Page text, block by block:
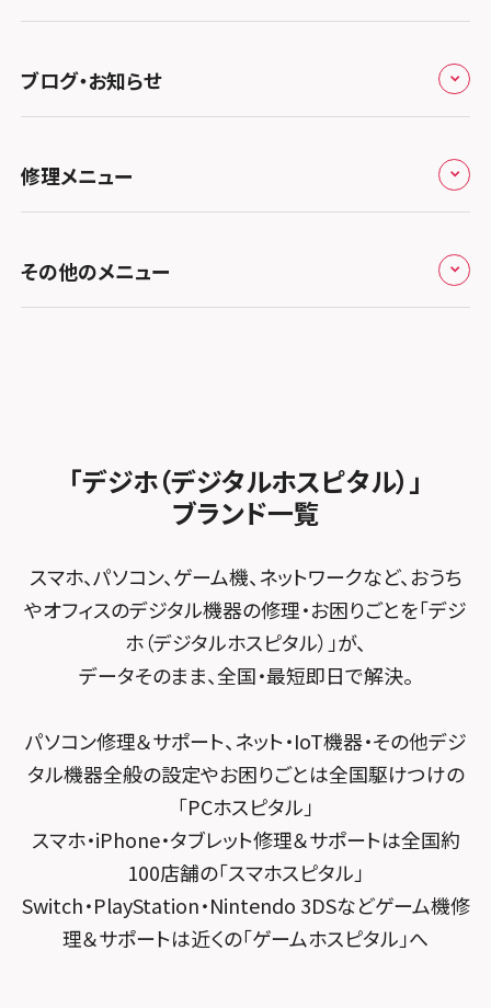
スマホスピタル 熊谷
スマホスピタル ゲオデジタルベース川口元郷
スマホスピタル埼玉大宮
スマホスピタル テルル蒲生
スマホスピタル テルル新越谷
スマホスピタル テルル草加花栗
スマホスピタル テルル東川口
スマホスピタル テルル松戸五香
スマホスピタル テルル宮野木
スマホスピタル千葉
スマホスピタル 大森
スマホスピタル練馬
スマホスピタル 神田
スマホスピタル三軒茶屋
スマホスピタル秋葉原
スマホスピタル静岡パルコ
スマホスピタル 藤枝
スマホスピタル名古屋駅前
スマホスピタル名古屋金山
スマホスピタル 大府
スマホスピタル 西枇杷島
スマホスピタル 尾張旭
スマホスピタル平和が丘
スマホスピタル春日井勝川
スマホスピタル by デジホ 梅田地下（うめちか）
スマホスピタル京橋
スマホスピタル by デジホ天王寺ミオ
スマホスピタル難波
スマホスピタルイオンタウン茨木太田
スマホスピタル住道オペラパーク
スマホスピタル東大阪ロンモール布施
スマホスピタル堺
スマホスピタル 堺出張所
スマホスピタル京都河原町
スマホスピタル宇治槙島
スマホスピタル烏丸
スマホスピタル 京都宇治
スマホスピタル 福知山
スマホスピタル神戸三宮
スマホスピタル岡山駅前
スマホスピタル西条
スマホスピタル by デジホ マークイズ福岡もも
ち
スマホスピタル福岡天神
スマホスピタル熊本下通
スマホスピタル GODOモバイル大分府内町
郵送修理依頼
キャンペーン一覧
ブログ・お知らせ
お知らせ
修理メニュー
iPhone修理メニュー
MacBook修理メニュー
その他のメニュー
FCNTスマートフォン修理
「デジホ（デジタルホスピタル）」
ブランド一覧
スマホ、パソコン、ゲーム機、ネットワークなど、おうち
やオフィスのデジタル機器の修理・お困りごとを「デジ
ホ（デジタルホスピタル）」が、
データそのまま、全国・最短即日で解決。
パソコン修理＆サポート、ネット・IoT機器・その他デジ
タル機器全般の設定やお困りごとは全国駆けつけの
「PCホスピタル」
スマホ・iPhone・タブレット修理＆サポートは全国約
100店舗の「スマホスピタル」
Switch・PlayStation・Nintendo 3DSなどゲーム機修
理＆サポートは近くの「ゲームホスピタル」へ